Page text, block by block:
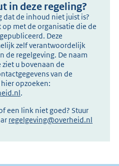
in deze regeling?
dat de inhoud niet juist is?
met de organisatie die de
Deze
zelf verantwoordelijk
de regelgeving. De naam
u bovenaan de
van de
opzoeken:
.
een link niet goed? Stuur
regelgeving@overheid.nl